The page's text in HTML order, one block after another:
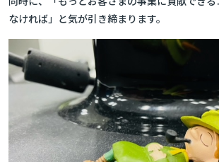
なければ」と気が引き締まります。